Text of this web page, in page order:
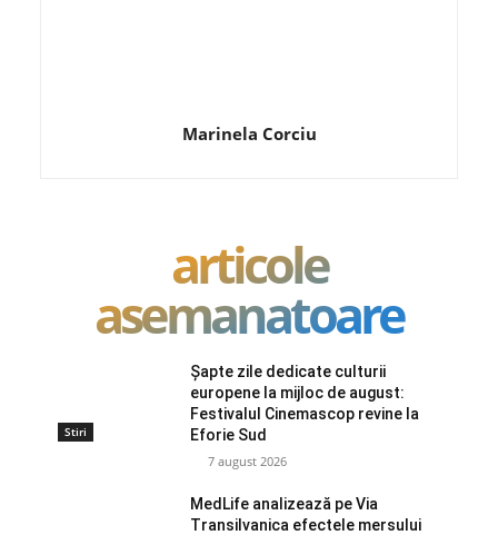
Marinela Corciu
articole
asemanatoare
Stiri
Șapte zile dedicate culturii
europene la mijloc de august:
Festivalul Cinemascop revine la
Eforie Sud
7 august 2026
MedLife analizează pe Via
Transilvanica efectele mersului